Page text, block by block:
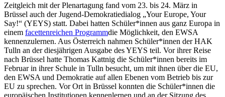
Zeitgleich mit der Plenartagung fand vom 23. bis 24. März in
Brüssel auch der Jugend-Demokratiedialog „Your Europe, Your
Say!“ (YEYS) statt. Dabei hatten Schüler*innen aus ganz Europa in
einem facettenreichen Programmdie Möglichkeit, den EWSA
kennenzulernen. Aus Österreich nahmen Schüler*innen der HAK
Tulln an der diesjährigen Ausgabe des YEYS teil. Vor ihrer Reise
nach Brüssel hatte Thomas Kattnig die Schüler*innen bereits im
Februar in ihrer Schule in Tulln besucht, um mit ihnen über die EU,
den EWSA und Demokratie auf allen Ebenen vom Betrieb bis zur
EU zu sprechen. Vor Ort in Brüssel konnten die Schüler*innen die
europäischen Institutionen kennenlernen und an der Sitzung des